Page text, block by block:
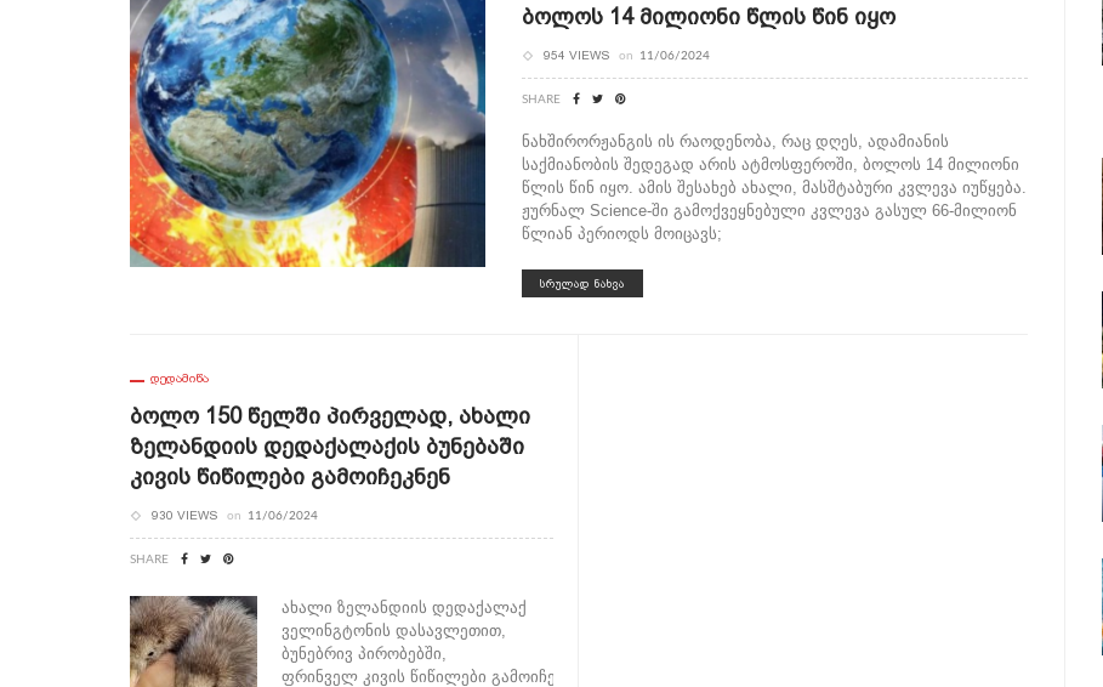
Ბოლოს 14 Მილიონი Წლის Წინ Იყო
954 VIEWS on 11/06/2024
SHARE
ნახშირორჟანგის ის რაოდენობა, რაც დღეს, ადამიანის
საქმიანობის შედეგად არის ატმოსფეროში, ბოლოს 14 მილიონი
წლის წინ იყო. ამის შესახებ ახალი, მასშტაბური კვლევა იუწყება.
ჟურნალ Science-ში გამოქვეყნებული კვლევა გასულ 66-მილიონ
წლიან პერიოდს მოიცავს;
ᲡᲠᲣᲚᲐᲓ ᲜᲐᲮᲕᲐ
ᲓᲔᲓᲐᲛᲘᲬᲐ
Ბოლო 150 Წელში Პირველად, Ახალი
Ზელანდიის Დედაქალაქის Ბუნებაში
Კივის Წიწილები Გამოიჩეკნენ
930 VIEWS on 11/06/2024
SHARE
ახალი ზელანდიის დედაქალაქ
ველინგტონის დასავლეთით,
ბუნებრივ პირობებში,
ფრინველ კივის წიწილები გამოიჩეკნენ.